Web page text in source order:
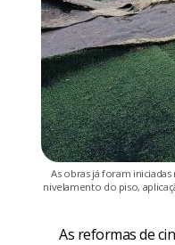
As obras já foram
nivelamento do piso,
As reformas de